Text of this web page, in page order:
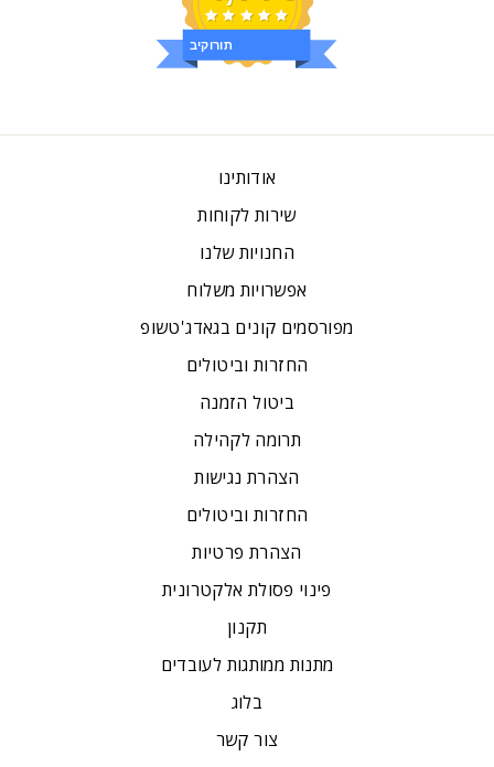
ביקורות
אודותינו
שירות לקוחות
החנויות שלנו
אפשרויות משלוח
מפורסמים קונים בגאדג'טשופ
החזרות וביטולים
ביטול הזמנה
תרומה לקהילה
הצהרת נגישות
החזרות וביטולים
הצהרת פרטיות
פינוי פסולת אלקטרונית
תקנון
מתנות ממותגות לעובדים
בלוג
צור קשר